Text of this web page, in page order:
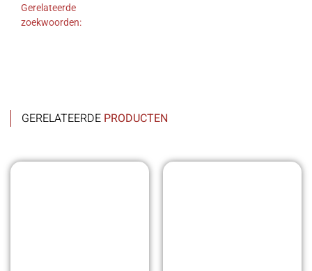
Gerelateerde
zoekwoorden:
GERELATEERDE PRODUCTEN